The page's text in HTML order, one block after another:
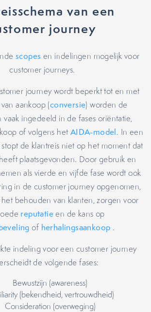
van een
journey
scopes en indelingen mogelijk voor
customer journeys.
journey wordt beperkt tot en met
aankoop (conversie) worden de
vaak ingedeeld in de fases oriëntatie,
of volgens hetAIDA-model. In een
de klantreis niet op het moment dat
plaatsgevonden. Door gebruik en
als vierde en vijfde fase wordt ook
in de customer journey opgenomen,
behouden van klanten, zorgen voor
reputatieen de kans op
of herhalingsaankoop .
indeling voor een customer journey
de volgende fases:
Bewustzijn (awareness)
(bekendheid, vertrouwdheid)
Consideration (overweging)